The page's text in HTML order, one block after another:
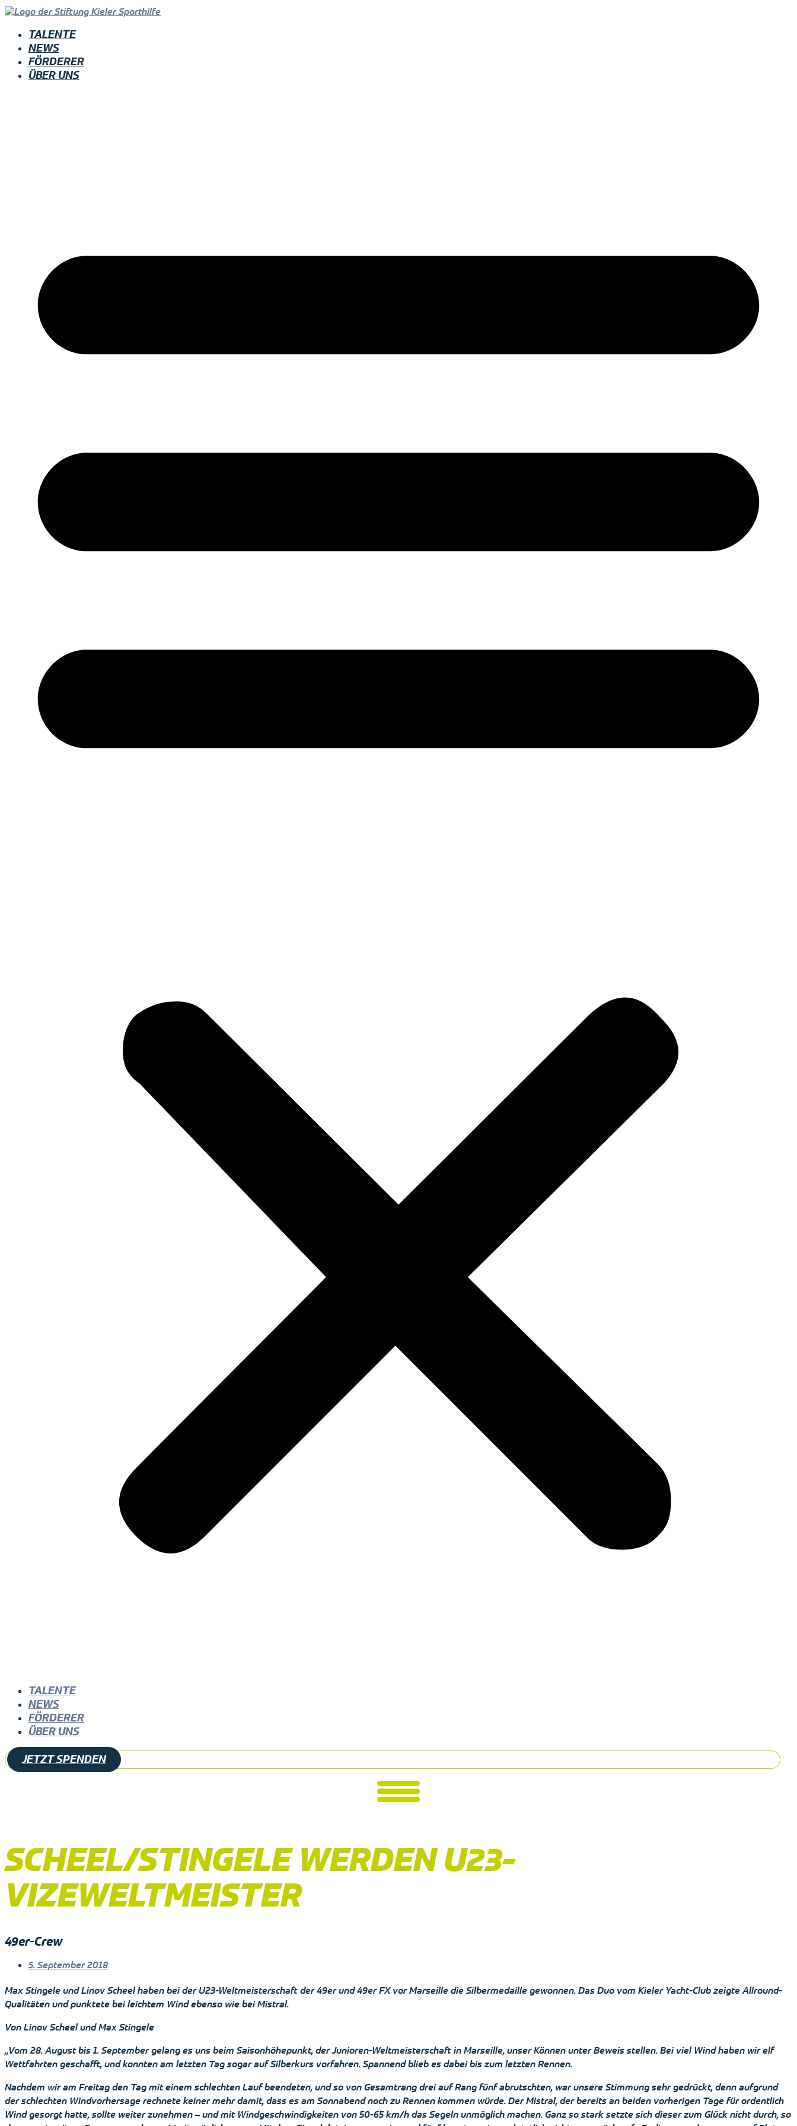
TALENTE
NEWS
FÖRDERER
ÜBER UNS
TALENTE
NEWS
FÖRDERER
ÜBER UNS
JETZT SPENDEN
SCHEEL/STINGELE WERDEN U23-
VIZEWELTMEISTER
49er-Crew
5. September 2018
Max Stingele und Linov Scheel haben bei der U23-Weltmeisterschaft der 49er und 49er FX vor Marseille die Silbermedaille gewonnen. Das Duo vom Kieler Yacht-Club zeigte Allround-
Qualitäten und punktete bei leichtem Wind ebenso wie bei Mistral.
Von Linov Scheel und Max Stingele
„Vom 28. August bis 1. September gelang es uns beim Saisonhöhepunkt, der Junioren-Weltmeisterschaft in Marseille, unser Können unter Beweis stellen. Bei viel Wind haben wir elf
Wettfahrten geschafft, und konnten am letzten Tag sogar auf Silberkurs vorfahren. Spannend blieb es dabei bis zum letzten Rennen.
Nachdem wir am Freitag den Tag mit einem schlechten Lauf beendeten, und so von Gesamtrang drei auf Rang fünf abrutschten, war unsere Stimmung sehr gedrückt, denn aufgrund
der schlechten Windvorhersage rechnete keiner mehr damit, dass es am Sonnabend noch zu Rennen kommen würde. Der Mistral, der bereits an beiden vorherigen Tage für ordentlich
Wind gesorgt hatte, sollte weiter zunehmen – und mit Windgeschwindigkeiten von 50-65 km/h das Segeln unmöglich machen. Ganz so stark setzte sich dieser zum Glück nicht durch, so